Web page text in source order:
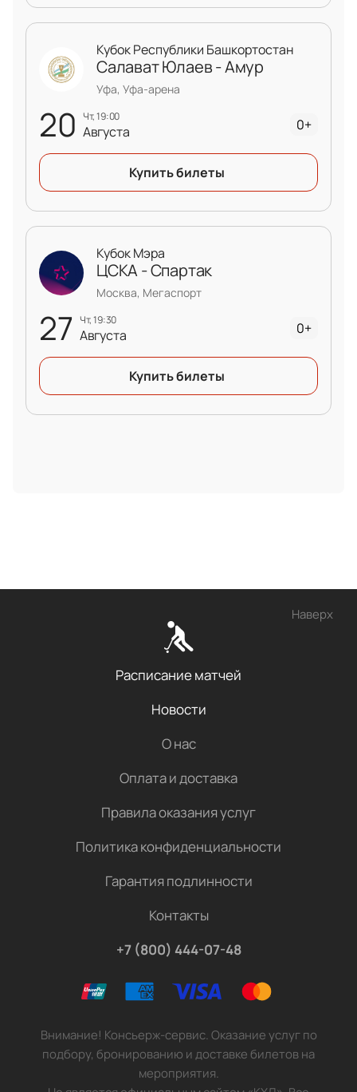
20 чт, 19:00
Августа
Кубок Республики Башкортостан
Салават Юлаев - Амур
Уфа, Уфа-арена
0+
Купить билеты
27 чт, 19:30
Августа
Кубок Мэра
ЦСКА - Спартак
Москва, Мегаспорт
0+
Купить билеты
Наверх
Расписание матчей
Новости
О нас
Оплата и доставка
Правила оказания услуг
Политика конфиденциальности
Гарантия подлинности
Контакты
+7 (800) 444-07-48
Внимание! Консьерж-сервис. Оказание услуг по
подбору, бронированию и доставке билетов на
мероприятия.